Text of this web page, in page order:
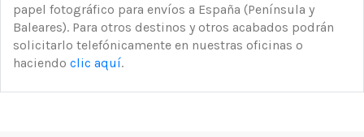
papel fotográfico para envíos a España (Península y
Baleares). Para otros destinos y otros acabados podrán
solicitarlo telefónicamente en nuestras oficinas o
haciendo clic aquí.